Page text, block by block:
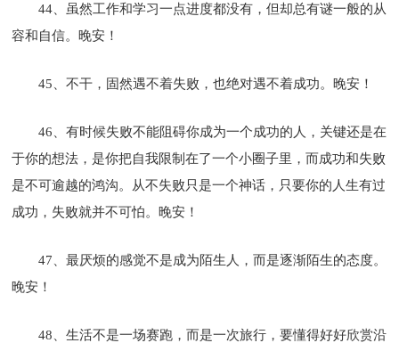
44、虽然工作和学习一点进度都没有，但却总有谜一般的从
容和自信。晚安！
45、不干，固然遇不着失败，也绝对遇不着成功。晚安！
46、有时候失败不能阻碍你成为一个成功的人，关键还是在
于你的想法，是你把自我限制在了一个小圈子里，而成功和失败
是不可逾越的鸿沟。从不失败只是一个神话，只要你的人生有过
成功，失败就并不可怕。晚安！
47、最厌烦的感觉不是成为陌生人，而是逐渐陌生的态度。
晚安！
48、生活不是一场赛跑，而是一次旅行，要懂得好好欣赏沿